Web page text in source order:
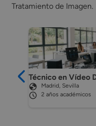
Tratamiento de Imagen.
Técnico en Vídeo
Madrid, Sevilla
2 años académicos